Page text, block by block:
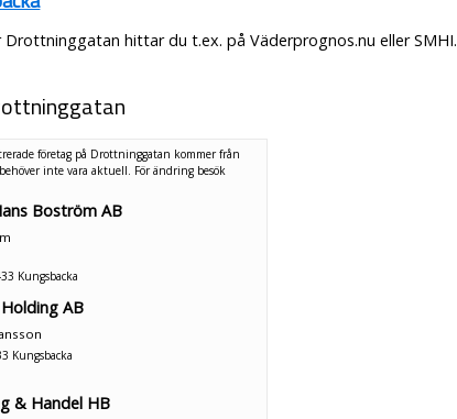
hittar du t.ex. på Väderprognos.nu eller SMHI.
företag på Drottninggatan kommer från
behöver inte vara aktuell. För ändring besök
Boström AB
Kungsbacka
AB
Kungsbacka
& Handel HB